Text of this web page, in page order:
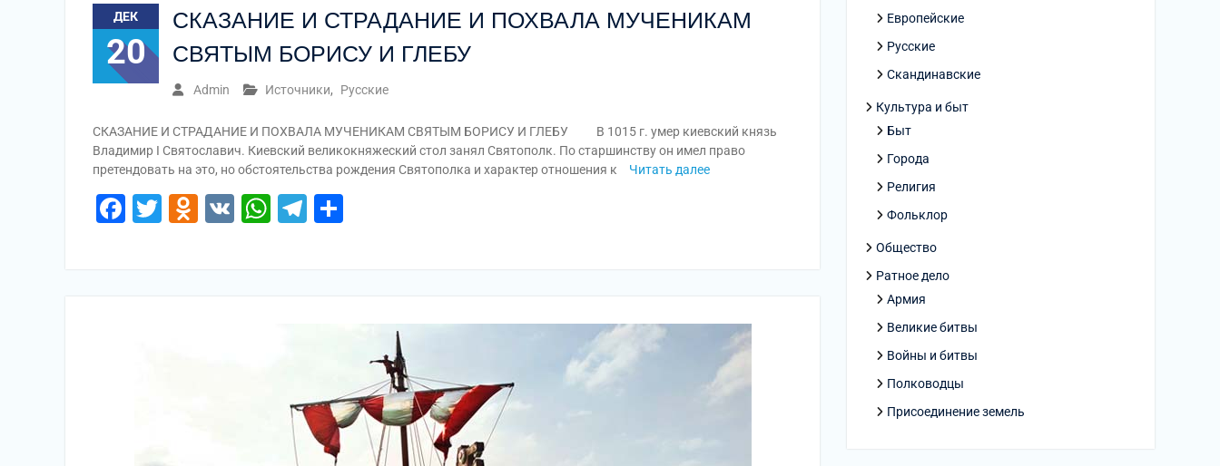
ДЕК
20
СКАЗАНИЕ И СТРАДАНИЕ И ПОХВАЛА МУЧЕНИКАМ
СВЯТЫМ БОРИСУ И ГЛЕБУ
Admin Источники, Русские
СКАЗАНИЕ И СТРАДАНИЕ И ПОХВАЛА МУЧЕНИКАМ СВЯТЫМ БОРИСУ И ГЛЕБУ В 1015 г. умер киевский князь
Владимир I Святославич. Киевский великокняжеский стол занял Святополк. По старшинству он имел право
претендовать на это, но обстоятельства рождения Святополка и характер отношения к
Читать далее
Facebook
Twitter
Odnoklassniki
VK WhatsApp
Telegram
Европейские
Русские
Скандинавские
Культура и быт
Быт
Города
Религия
Фольклор
Общество
Ратное дело
Армия
Великие битвы
Войны и битвы
Полководцы
Присоединение земель